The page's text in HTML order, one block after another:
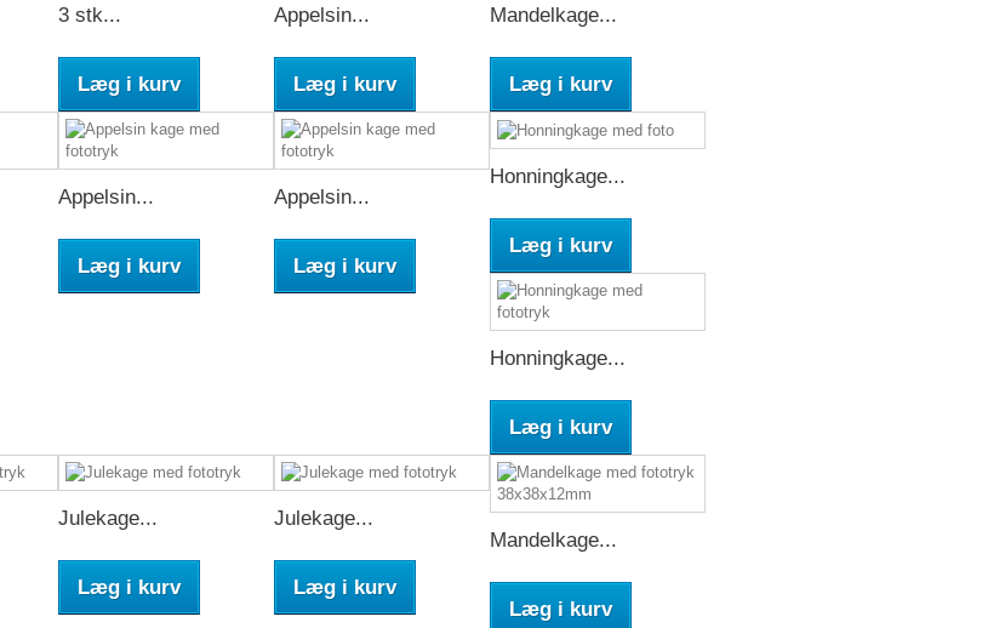
3 stk...
Læg i kurv
Appelsin...
Læg i kurv
Mandelkage...
Læg i kurv
Appelsin...
Læg i kurv
Appelsin...
Læg i kurv
Honningkage...
Læg i kurv
Honningkage...
Læg i kurv
Julekage...
Læg i kurv
Julekage...
Læg i kurv
Mandelkage...
Læg i kurv